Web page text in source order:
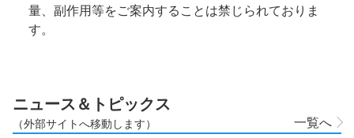
量、副作用等をご案内することは禁じられておりま
す。
ニュース＆トピックス
（外部サイトへ移動します） 一覧へ